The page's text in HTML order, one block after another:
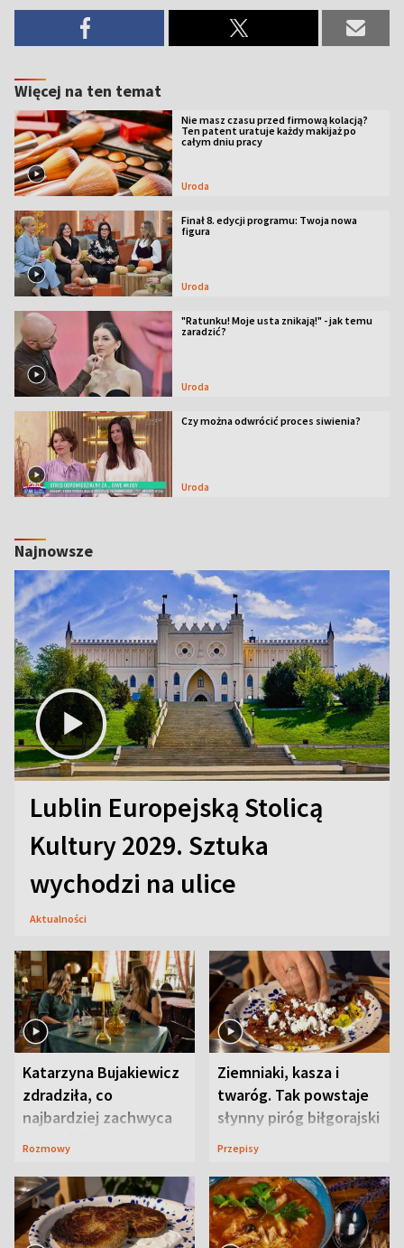
Więcej na ten temat
Nie masz czasu przed firmową kolacją?
Ten patent uratuje każdy makijaż po
całym dniu pracy
Uroda
Finał 8. edycji programu: Twoja nowa
figura
Uroda
"Ratunku! Moje usta znikają!" - jak temu
zaradzić?
Uroda
Czy można odwrócić proces siwienia?
Uroda
Najnowsze
Lublin Europejską Stolicą
Kultury 2029. Sztuka
wychodzi na ulice
Aktualności
Katarzyna Bujakiewicz
zdradziła, co
najbardziej zachwyca
ją w Lublinie
Rozmowy
Ziemniaki, kasza i
twaróg. Tak powstaje
słynny piróg biłgorajski
Przepisy